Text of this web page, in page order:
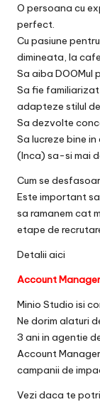
O persoana cu
perfect.
Cu pasiune
dimineata, la
Sa aiba DOOMul
Sa fie familiarizat
adapteze stilul
Sa dezvolte
Sa lucreze bine in
(Inca) sa-si mai
Cum se
Este important
sa ramanem cat
etape de
Detalii aici
Account Manager
Minio Studio isi
Ne dorim alaturi
3 ani in agentie
Account
campanii de
Vezi daca te